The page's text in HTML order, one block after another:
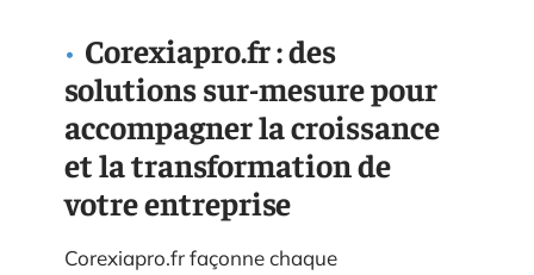
Corexiapro.fr : des
solutions sur-mesure pour
accompagner la croissance
et la transformation de
votre entreprise
Corexiapro.fr façonne chaque